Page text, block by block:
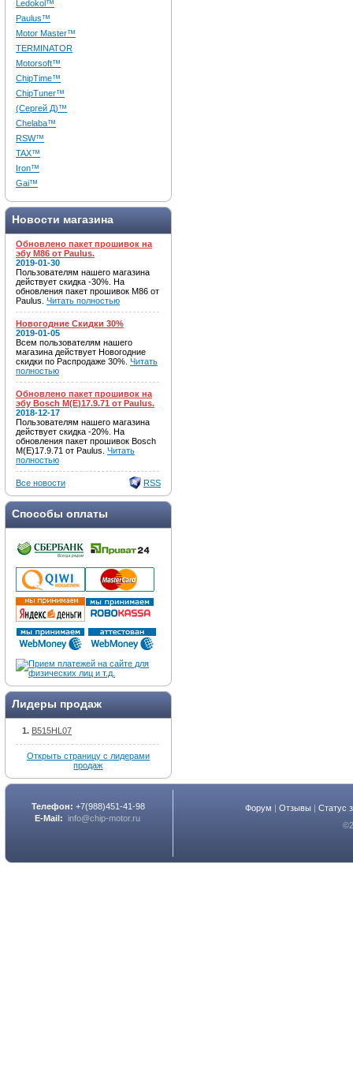
Ledokol™
Paulus™
Motor Master™
TERMINATOR
Motorsoft™
ChipTime™
ChipTuner™
(Сергей Д)™
Chelaba™
RSW™
TAX™
Iron™
Gai™
Новости магазина
Обновлено пакет прошивок на
эбу M86 от Paulus.
2019-01-30
Пользователям нашего магазина
действует скидка -30%. На
обновления пакет прошивок M86 от
Paulus. Читать полностью
Новогодние Скидки 30%
2019-01-05
Всем пользователям нашего
магазина действует Новогодние
скидки по Распродаже 30%. Читать
полностью
Обновлено пакет прошивок на
эбу Bosch M(E)17.9.71 от Paulus.
2018-12-17
Пользователям нашего магазина
действует скидка -20%. На
обновления пакет прошивок Bosch
M(E)17.9.71 от Paulus. Читать
полностью
Все новости RSS
Способы оплаты
Лидеры продаж
B515HL07
Открыть страницу с лидерами
продаж
Телефон: +7(988)451-41-98
E-Mail: info@chip-motor.ru
Форум |Отзывы |Статус